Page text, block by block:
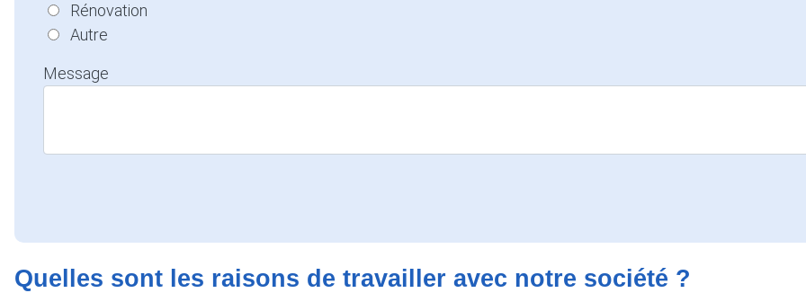
Rénovation
Autre
Message
Quelles sont les raisons de travailler avec notre société ?